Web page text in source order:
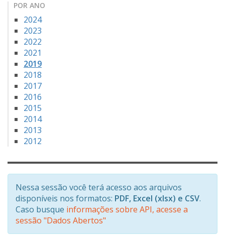
POR ANO
2024
2023
2022
2021
2019
2018
2017
2016
2015
2014
2013
2012
Nessa sessão você terá acesso aos arquivos
disponíveis nos formatos: PDF, Excel (xlsx) e CSV.
Caso busque informações sobre API, acesse a
sessão "Dados Abertos"